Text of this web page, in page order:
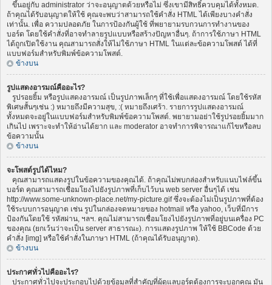
ขึ้นอยู่กับ administrator ว่าจะอนุญาตด้วยหรือไม่ ซึ่งเขามีสิทธิ์ควบคุมได้ทั้งหมด.
ถ้าคุณได้รับอนุญาตให้ใช้ คุณจะพบว่าสามารถใช้คำสั่ง HTML ได้เพียงบางคำสั่ง
เท่านั้น. เพื่อ ความปลอดภัย ในการป้องกันผู้ใช้ ที่พยายามรบกวนการทำงานของ
บอร์ด โดยใช้คำสั่งที่อาจทำลายรูปแบบหรือสร้างปัญหาอื่นๆ. ถ้าการใช้ภาษา HTML
ได้ถูกเปิดใช้งาน คุณสามารถสั่งให้ไม่ใช้ภาษา HTML ในแต่ละข้อความโพสต์ ได้ที่
แบบฟอร์มสำหรับพิมพ์ข้อความโพสต์.
ข้างบน
รูปแสดงอารมณ์คืออะไร?
รูปรอยยิ้ม หรือรูปแสดงอารมณ์ เป็นรูปภาพเล็กๆ ที่ใช้เพื่อแสดงอารมณ์ โดยใช้รหัส
พิเศษสั้นๆเช่น :) หมายถึงมีความสุข, :( หมายถึงเศร้า. รายการรูปแสดงอารมณ์
ทั้งหมดจะอยู่ในแบบฟอร์มสำหรับพิมพ์ข้อความโพสต์. พยายามอย่าใช้รูปรอยยิ้มมาก
เกินไป เพราะจะทำให้อ่านได้ยาก และ moderator อาจทำการพิจารณาแก้ไขหรือลบ
ข้อความนั้น
ข้างบน
จะโพสต์รูปได้ไหม?
คุณสามารถแสดงรูปในข้อความของคุณได้. ถ้าคุณไม่พบกล่องสำหรับแนบไฟล์ขึ้น
บอร์ด คุณสามารถเชื่อมโยงไปยังรูปภาพที่เก็บไว้บน web server อื่นๆได้ เช่น
http://www.some-unknown-place.net/my-picture.gif ซึ่งจะต้องไม่เป็นรูปภาพที่ต้อง
ใช้ระบบการอนุญาต เช่น รูปในกล่องจดหมายของ hotmail หรือ yahoo, เว็บที่มีการ
ป้องกันโดยใช้ รหัสผ่าน, ฯลฯ. คุณไม่สามารถเชื่อมโยงไปยังรูปภาพที่อยู่บนเครื่อง PC
ของคุณ (ยกเว้นว่าจะเป็น server สาธารณะ). การแสดงรูปภาพ ให้ใช้ BBCode ด้วย
คำสั่ง [img] หรือใช้คำสั่งในภาษา HTML (ถ้าคุณได้รับอนุญาต).
ข้างบน
ประกาศทั่วไปคืออะไร?
ประกาศทั่วไปจะประกอบไปด้วยข้อมูลที่สำคัญที่ผู้ดูแลบอร์ดต้องการจะบอกคุณ มัน